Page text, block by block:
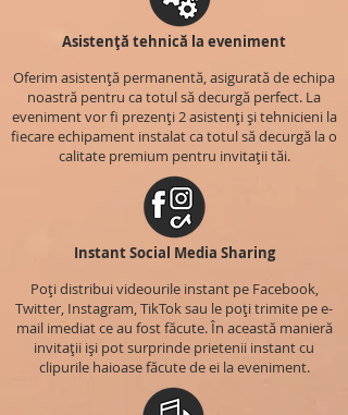
Asistență tehnică la eveniment
Oferim asistență permanentă, asigurată de echipa
noastră pentru ca totul să decurgă perfect. La
eveniment vor fi prezenți 2 asistenți și tehnicieni la
fiecare echipament instalat ca totul să decurgă la o
calitate premium pentru invitații tăi.
Instant Social Media Sharing
Poți distribui videourile instant pe Facebook,
Twitter, Instagram, TikTok sau le poți trimite pe e-
mail imediat ce au fost făcute. În această manieră
invitații iși pot surprinde prietenii instant cu
clipurile haioase făcute de ei la eveniment.